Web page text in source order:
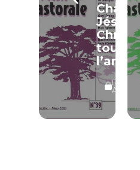
Jésus-
Christ
toute